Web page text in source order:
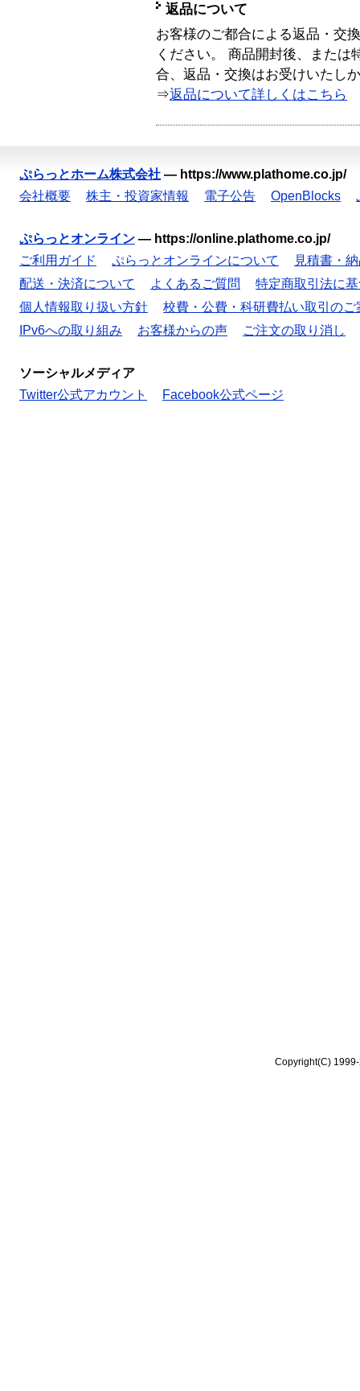
返品について
お客様のご都合による返品・交
ください。 商品開封後、または
合、返品・交換はお受けいたし
⇒返品について詳しくはこちら
ぷらっとホーム株式会社 — https://www.plathome.co.jp/
会社概要
株主・投資家情報 電子公告 OpenBlocks
ぷらっとオンライン — https://online.plathome.co.jp/
ご利用ガイド
ぷらっとオンラインについて
見積書・
配送・決済について
よくあるご質問
特定商取引法に
個人情報取り扱い方針
校費・公費・科研費払い取引のご
IPv6への取り組み
お客様からの声 ご注文の取り消し
ソーシャルメディア
Twitter公式アカウント
Facebook公式ページ
Copyright(C)